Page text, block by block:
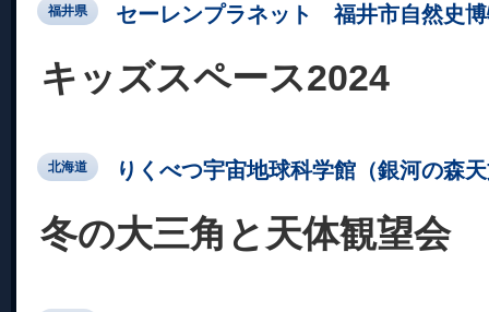
福井県 セーレンプラネット 福井市自然史
キッズスペース2024
北海道 りくべつ宇宙地球科学館（銀河の森
冬の大三角と天体観望会